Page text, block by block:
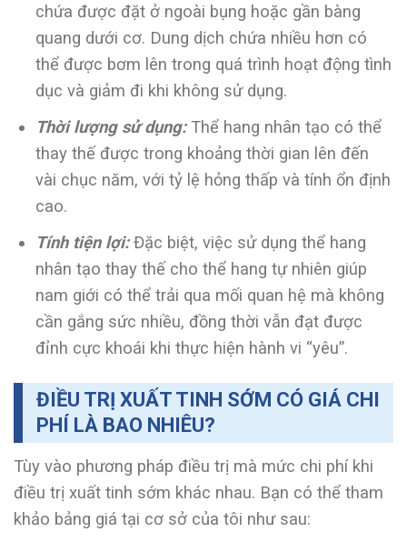
chứa được đặt ở ngoài bụng hoặc gần bàng
quang dưới cơ. Dung dịch chứa nhiều hơn có
thể được bơm lên trong quá trình hoạt động tình
dục và giảm đi khi không sử dụng.
Thời lượng sử dụng:Thể hang nhân tạo có thể
thay thế được trong khoảng thời gian lên đến
vài chục năm, với tỷ lệ hỏng thấp và tính ổn định
cao.
Tính tiện lợi:Đặc biệt, việc sử dụng thể hang
nhân tạo thay thế cho thể hang tự nhiên giúp
nam giới có thể trải qua mối quan hệ mà không
cần gắng sức nhiều, đồng thời vẫn đạt được
đỉnh cực khoái khi thực hiện hành vi “yêu”.
ĐIỀU TRỊ XUẤT TINH SỚM CÓ GIÁ CHI
PHÍ LÀ BAO NHIÊU?
Tùy vào phương pháp điều trị mà mức chi phí khi
điều trị xuất tinh sớm khác nhau. Bạn có thể tham
khảo bảng giá tại cơ sở của tôi như sau: